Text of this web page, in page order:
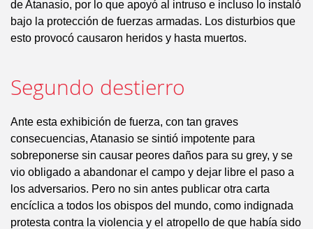
de Atanasio, por lo que apoyó al intruso e incluso lo instaló
bajo la protección de fuerzas armadas. Los disturbios que
esto provocó causaron heridos y hasta muertos.
Segundo destierro
Ante esta exhibición de fuerza, con tan graves
consecuencias, Atanasio se sintió impotente para
sobreponerse sin causar peores daños para su grey, y se
vio obligado a abandonar el campo y dejar libre el paso a
los adversarios. Pero no sin antes publicar otra carta
encíclica a todos los obispos del mundo, como indignada
protesta contra la violencia y el atropello de que había sido